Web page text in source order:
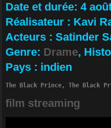
Da­te et durée: 4
Ré­alisateur : Kavi
Ac­teurs : Satinder
Ge­nre: Drame,
Pa­ys : indien
The Black Prince, The Black
film streaming